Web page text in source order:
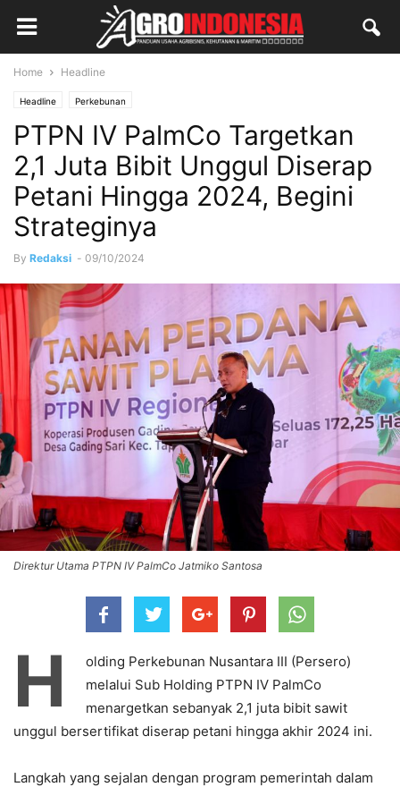
Home Headline
Headline Perkebunan
PTPN IV PalmCo Targetkan
2,1 Juta Bibit Unggul Diserap
Petani Hingga 2024, Begini
Strateginya
By Redaksi - 09/10/2024
Direktur Utama PTPN IV PalmCo Jatmiko Santosa
H
olding Perkebunan Nusantara III (Persero)
melalui Sub Holding PTPN IV PalmCo
menargetkan sebanyak 2,1 juta bibit sawit
unggul bersertifikat diserap petani hingga akhir 2024 ini.
Langkah yang sejalan dengan program pemerintah dalam